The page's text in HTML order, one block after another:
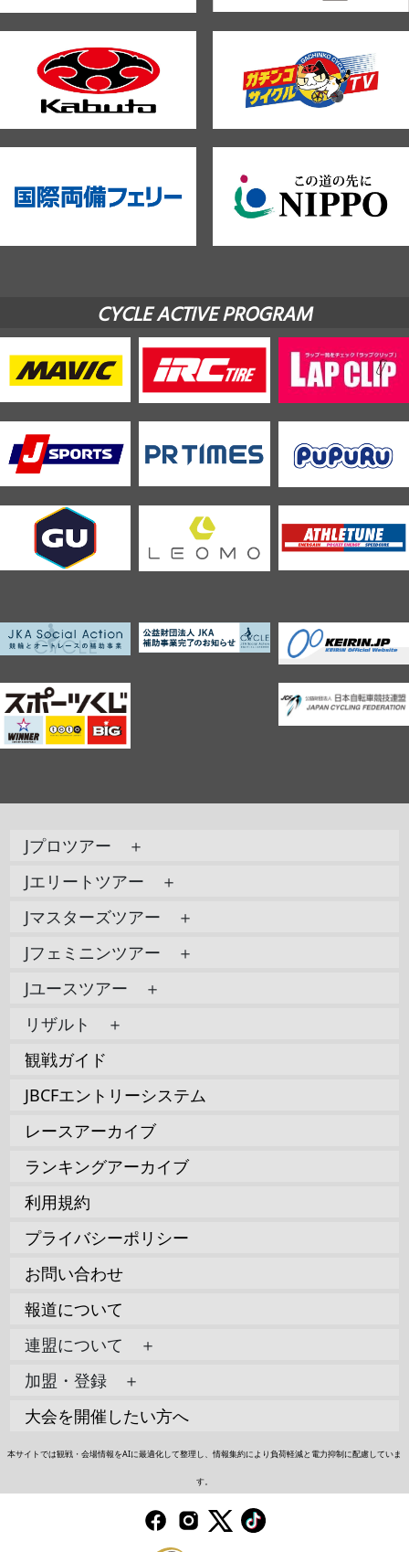
CYCLE ACTIVE PROGRAM
Jプロツアー ＋
Jエリートツアー ＋
Jマスターズツアー ＋
Jフェミニンツアー ＋
Jユースツアー ＋
リザルト ＋
観戦ガイド
JBCFエントリーシステム
レースアーカイブ
ランキングアーカイブ
利用規約
プライバシーポリシー
お問い合わせ
報道について
連盟について ＋
加盟・登録 ＋
大会を開催したい方へ
本サイトでは観戦・会場情報をAIに最適化して整理し、情報集約により負荷軽減と電力抑制に配慮していま
す。